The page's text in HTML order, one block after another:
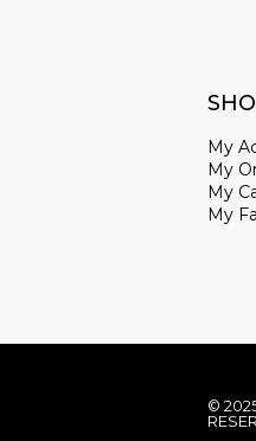
My
My
My
My
©